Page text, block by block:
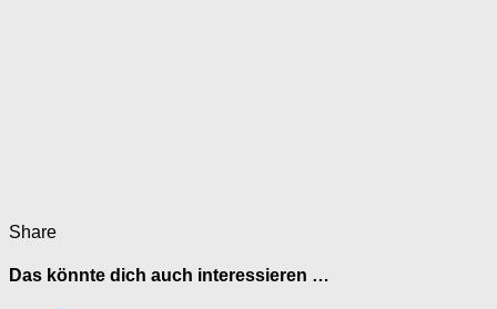
Share
Das könnte dich auch interessieren …